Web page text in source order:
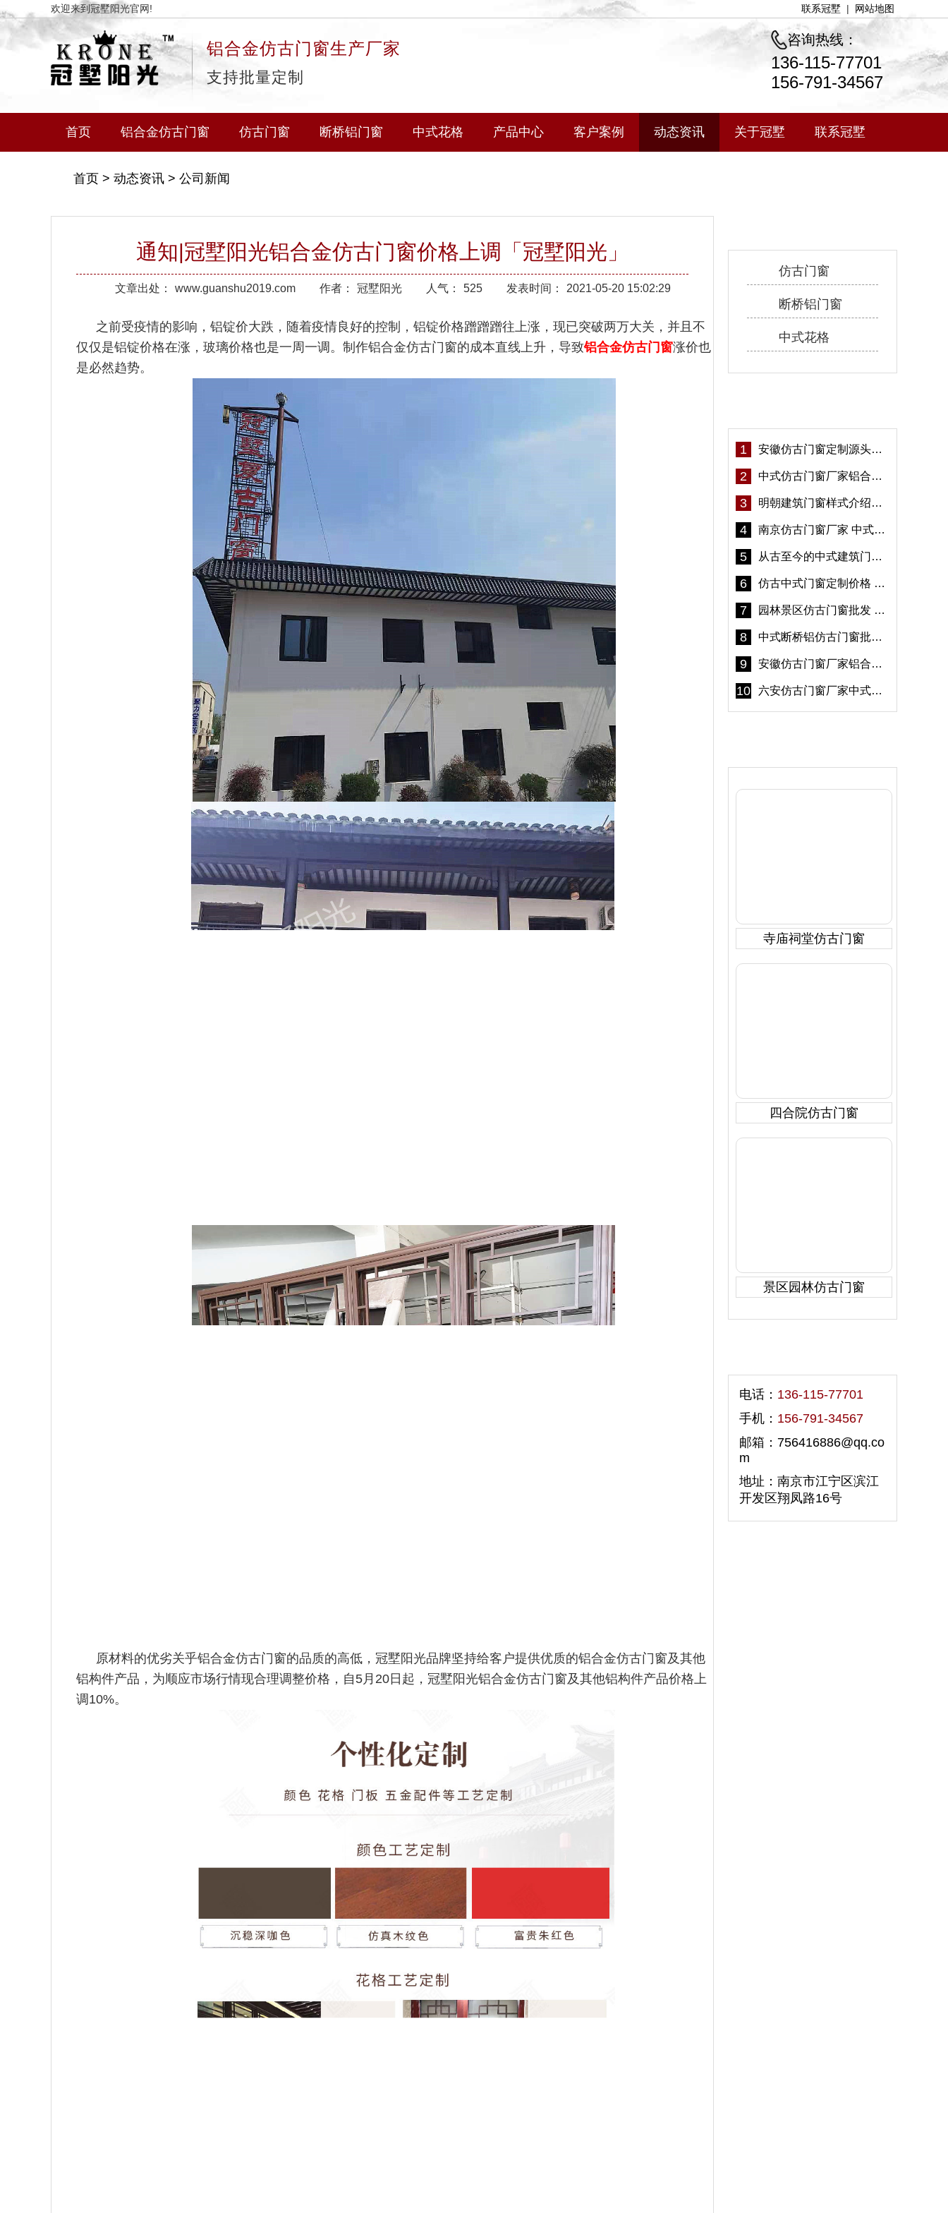
欢迎来到冠墅阳光官网! 联系冠墅 | 网站地图
铝合金仿古门窗生产厂家
支持批量定制
咨询热线：
136-115-77701
156-791-34567
首页 铝合金仿古门窗 仿古门窗 断桥铝门窗 中式花格 产品中心 客户案例 动态资讯 关于冠墅 联系冠墅
首页 > 动态资讯 > 公司新闻
通知|冠墅阳光铝合金仿古门窗价格上调「冠墅阳光」
文章出处： www.guanshu2019.com 作者： 冠墅阳光 人气： 525 发表时间： 2021-05-20 15:02:29
之前受疫情的影响，铝锭价大跌，随着疫情良好的控制，铝锭价格蹭蹭蹭往上涨，现已突破两万大关，并且不
仅仅是铝锭价格在涨，玻璃价格也是一周一调。制作铝合金仿古门窗的成本直线上升，导致铝合金仿古门窗涨价也
是必然趋势。
原材料的优劣关乎铝合金仿古门窗的品质的高低，冠墅阳光品牌坚持给客户提供优质的铝合金仿古门窗及其他
铝构件产品，为顺应市场行情现合理调整价格，自5月20日起，冠墅阳光铝合金仿古门窗及其他铝构件产品价格上
调10%。
仿古门窗
断桥铝门窗
中式花格
1 安徽仿古门窗定制源头厂家 好打理免维护-冠墅阳光
2 中式仿古门窗厂家铝合金仿古门窗定制 5年质保
3 明朝建筑门窗样式介绍——冠墅阳光
4 南京仿古门窗厂家 中式仿古门窗定制 节能防水
5 从古至今的中式建筑门窗到底有多美「冠墅阳光」
6 仿古中式门窗定制价格 铝合金仿古门窗报价
7 园林景区仿古门窗批发 铝合金仿古门窗采购-冠墅阳光
8 中式断桥铝仿古门窗批发 冠墅阳光仿古门窗 6000平米实体工厂
9 安徽仿古门窗厂家铝合金仿古门窗批发 免费设计出货快
10 六安仿古门窗厂家中式仿古门窗制作 6000平米源头厂家
寺庙祠堂仿古门窗
四合院仿古门窗
景区园林仿古门窗
电话： 136-115-77701
手机： 156-791-34567
邮箱：756416886@qq.co
m
地址：南京市江宁区滨江
开发区翔凤路16号